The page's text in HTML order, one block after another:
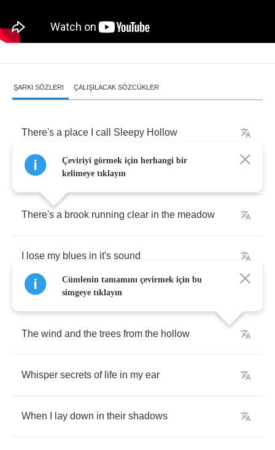
ŞARKI SÖZLERI ÇALIŞILACAK SÖZCÜKLER
There's a place call Sleepy Hollow
Where go when you're
There's a brook running clear in the meadow
lose my blues in it's sound
The wind and the trees from the hollow
Whisper secrets of life in my ear
When lay down in their shadows
Çeviriyi görmek için herhangi bir
kelimeye tıklayın
Cümlenin tamamını çevirmek için bu
simgeye tıklayın